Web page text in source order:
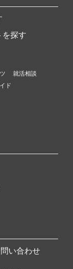
を探す
就活相談
ド
い合わせ